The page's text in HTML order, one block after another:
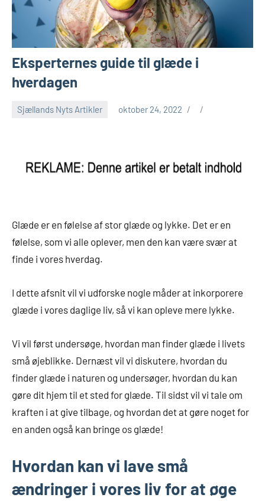
Eksperternes guide til glæde i
hverdagen
Sjællands Nyts Artikler oktober 24, 2022
Glæde er en følelse af stor glæde og lykke. Det er en
følelse, som vi alle oplever, men den kan være svær at
finde i vores hverdag.
I dette afsnit vil vi udforske nogle måder at inkorporere
glæde i vores daglige liv, så vi kan opleve mere lykke.
Vi vil først undersøge, hvordan man finder glæde i livets
små øjeblikke. Dernæst vil vi diskutere, hvordan du
finder glæde i naturen og undersøger, hvordan du kan
gøre dit hjem til et sted for glæde. Til sidst vil vi tale om
kraften i at give tilbage, og hvordan det at gøre noget for
en anden også kan bringe os glæde!
Hvordan kan vi lave små
ændringer i vores liv for at øge